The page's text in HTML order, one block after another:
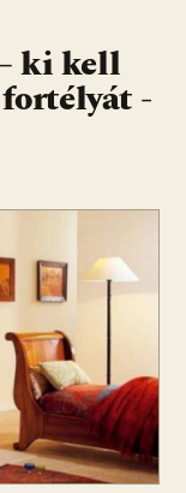
ki kell
-